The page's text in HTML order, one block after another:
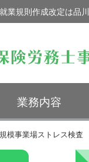
業規則作成改定は品
業務内容
模事業場ストレス検